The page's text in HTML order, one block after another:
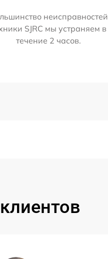
неисправностей
SJRC мы устраняем в
течение 2 часов.